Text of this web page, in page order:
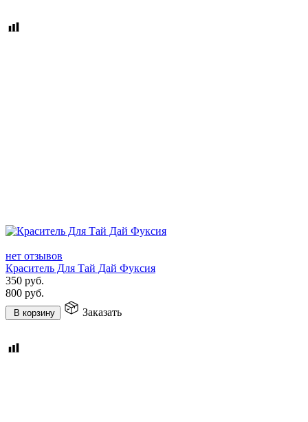
нет отзывов
Краситель Для Тай Дай Фуксия
350 руб.
800 руб.
В корзину Заказать